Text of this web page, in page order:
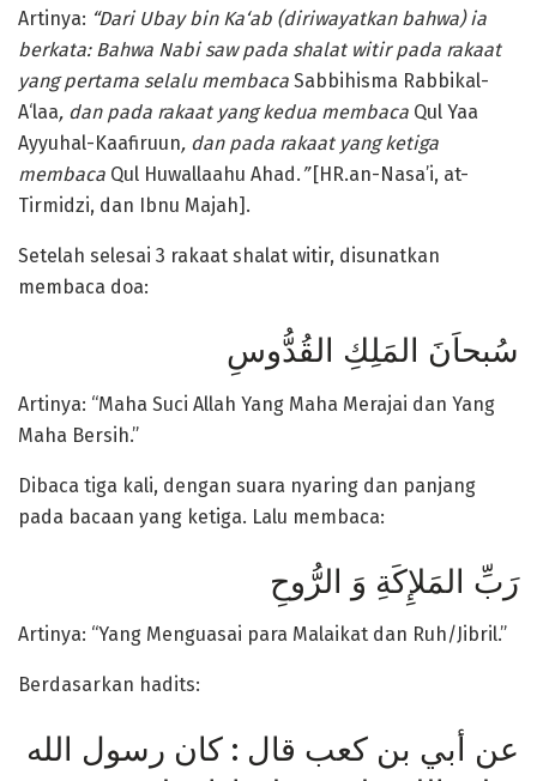
Artinya: “Dari Ubay bin Ka‘ab (diriwayat­kan bahwa) ia
berkata: Bahwa Nabi saw pada shalat witir pada rakaat
yang pertama selalu membaca Sabbihisma Rabbikal-
A‘laa, dan pada rakaat yang kedua membaca Qul Yaa
Ayyuhal-Kaafiruun, dan pada rakaat yang ketiga
membaca Qul Huwallaahu Ahad. ”[HR.an-Nasa’i, at-
Tirmidzi, dan Ibnu Majah].
Setelah selesai 3 rakaat shalat witir, disunatkan
membaca doa:
سُبحاَنَ المَلِكِ القُدُّوسِ
Artinya: “Maha Suci Allah Yang Maha Merajai dan Yang
Maha Bersih.”
Dibaca tiga kali, dengan suara nyaring dan panjang
pada bacaan yang ketiga. Lalu membaca:
رَبِّ المَلإِكَةِ وَ الرُّوحِ
Artinya: “Yang Menguasai para Malaikat dan Ruh/Jibril.”
Berdasarkan hadits:
عن أبي بن كعب قال : كان رسول الله